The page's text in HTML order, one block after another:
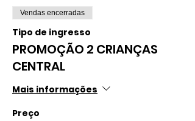
Vendas encerradas
Tipo de ingresso
PROMOÇÃO 2 CRIANÇAS
CENTRAL
Mais informações
Preço